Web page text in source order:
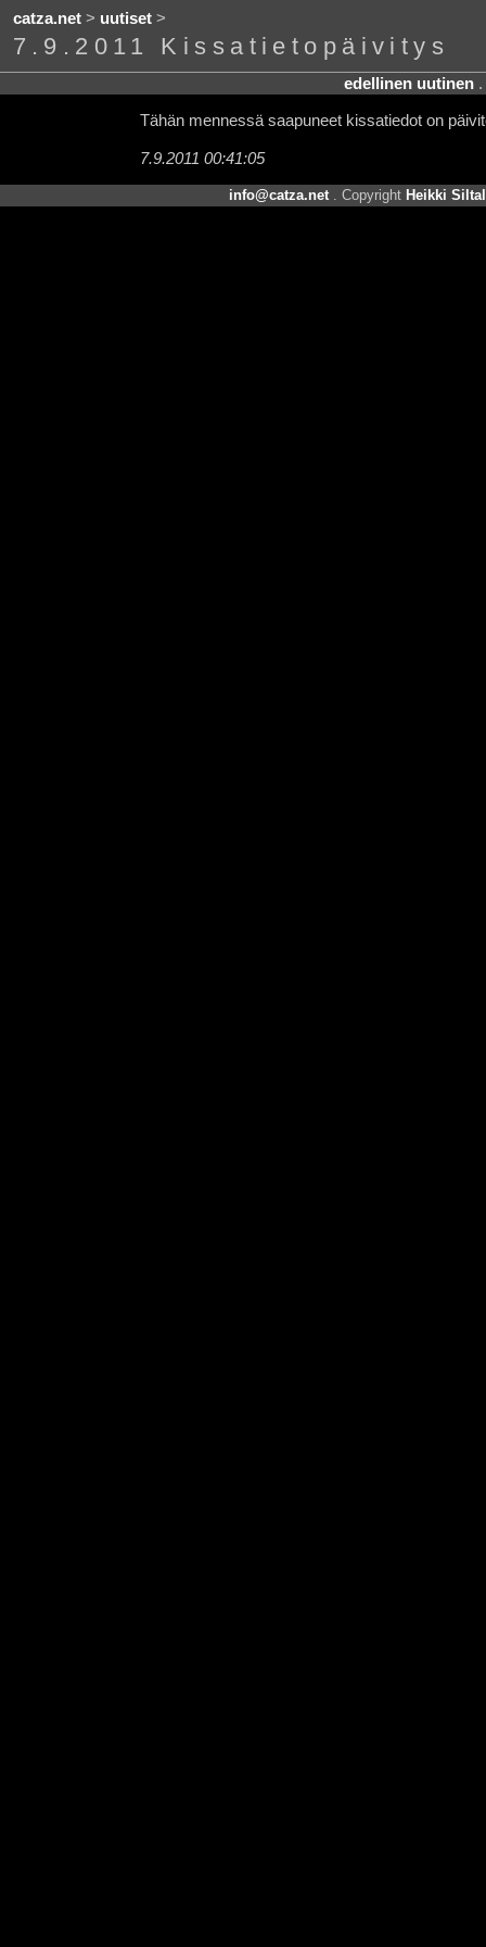
catza.net> uutiset>
7.9.2011 Kissatietopäivitys
edellinen uutinen.
Tähän mennessä saapuneet kissatiedot on
7.9.2011 00:41:05
info@catza.net. Copyright Heikki